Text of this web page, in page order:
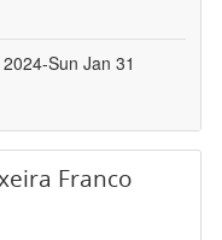
Sun Jan 31
Franco